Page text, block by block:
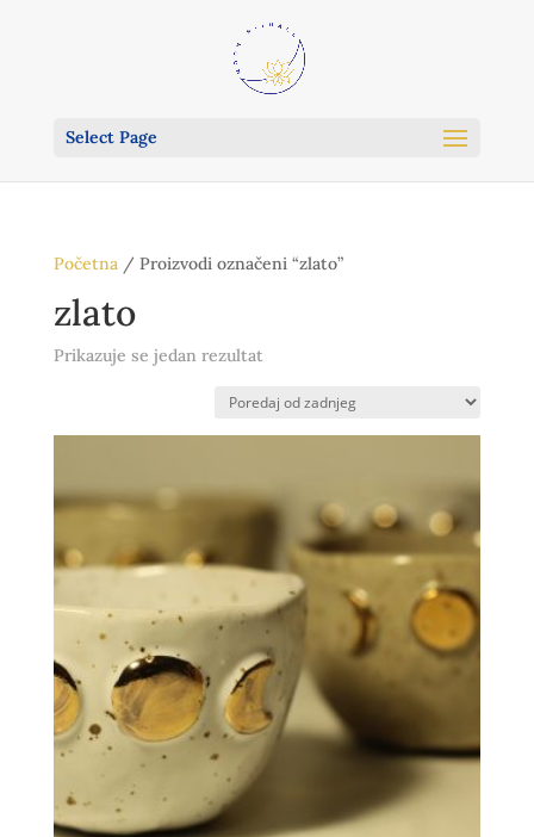
Select Page
Početna/ Proizvodi označeni “zlato”
zlato
Prikazuje se jedan rezultat